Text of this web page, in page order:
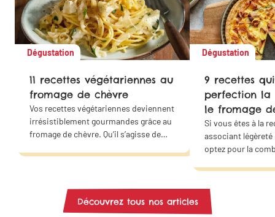
Dégustation
11 recettes végétariennes au
fromage de chèvre
Vos recettes végétariennes deviennent
irrésistiblement gourmandes grâce au
fromage de chèvre. Qu’il s’agisse de
monsieur, de salades ou de wraps…
de ce fromage la star de vos plats
végétariens ! Grâce à nos idées
Dégustation
9 recettes
perfection la
le fromage
Si vous êtes à la
associant
optez pour la
chèvre. Offrez un
douceur à votre
même !
Découvrez tous nos articles